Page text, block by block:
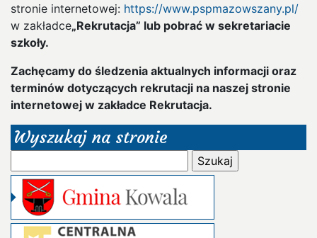
stronie internetowej: https://www.pspmazowszany.pl/
w zakładce„Rekrutacja” lub pobrać w sekretariacie
szkoły.
Zachęcamy do śledzenia aktualnych informacji oraz
terminów dotyczących rekrutacji na naszej stronie
internetowej w zakładce Rekrutacja.
Wyszukaj na stronie